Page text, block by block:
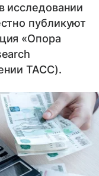
исследовании
публикуют
«Опора
ТАСС).